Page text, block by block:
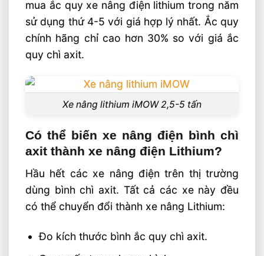
mua ắc quy xe nâng điện lithium trong năm
sử dụng thứ 4-5 với giá hợp lý nhất. Ắc quy
chính hãng chỉ cao hơn 30% so với giá ắc
quy chì axit.
Xe nâng lithium iMOW 2,5-5 tấn
Có thể biến xe nâng điện bình chì
axit thành xe nâng điện Lithium?
Hầu hết các xe nâng điện trên thị trường
dùng bình chì axit. Tất cả các xe này đều
có thể chuyển đổi thành xe nâng Lithium:
Đo kích thước bình ắc quy chì axit.